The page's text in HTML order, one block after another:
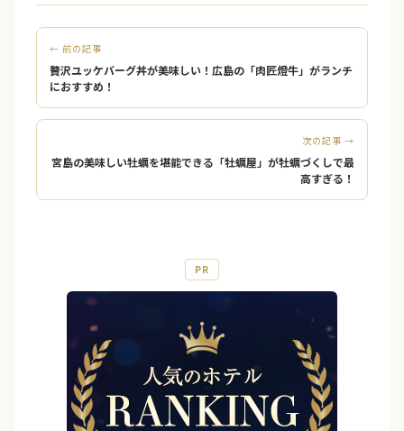
← 前の記事
贅沢ユッケバーグ丼が美味しい！広島の「肉匠燈牛」がランチ
におすすめ！
次の記事 →
宮島の美味しい牡蠣を堪能できる「牡蠣屋」が牡蠣づくしで最
高すぎる！
PR